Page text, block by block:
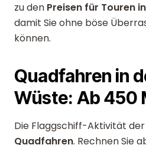
zu den Preisen für Touren
damit Sie ohne böse
können.
Quadfahren in
Wüste: Ab 450
Die Flaggschiff-Aktivität
Quadfahren. Rechnen Sie